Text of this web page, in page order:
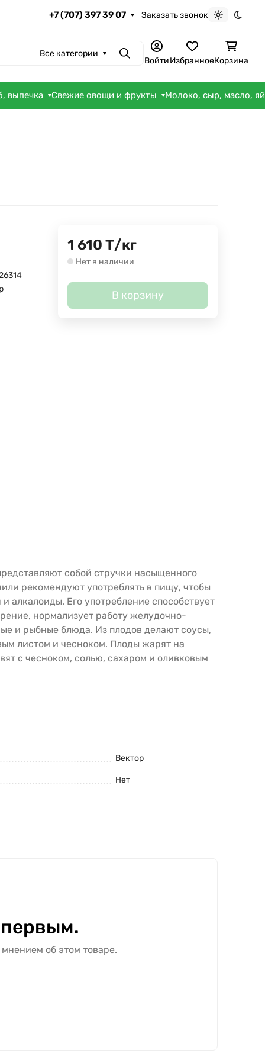
+7 (707) 397 39 07 Заказать звонок
Светлая
Все категории ПоискВойтиИзбранноеКорзина
выпечка Свежие овощи и фрукты Молоко, сыр, масло,
1 610 Т/кг
Нет в наличии
В корзину
собой стручки насыщенного
рекомендуют употреблять в пищу, чтобы
алкалоиды. Его употребление способствует
нормализует работу желудочно-
и рыбные блюда. Из плодов делают соусы,
листом и чесноком. Плоды жарят на
с чесноком, солью, сахаром и оливковым
Вектор
Нет
об этом товаре.